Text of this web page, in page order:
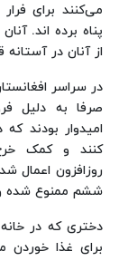
می‌کنند برای
پناه برده اند.
از آنان در
در سراسر
صرفا به دلیل
امیدوار بودند
کنند و کمک
روزافزون اعمال
ششم ممنوع شده و
دختری که در
برای غذا خوردن